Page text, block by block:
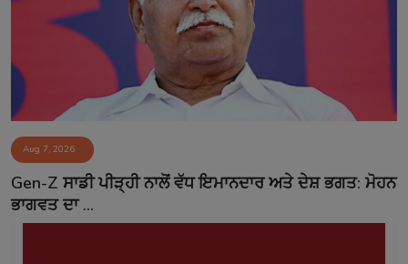
Aug 7, 2026
Gen-Z ਸਾਡੀ ਪੀੜ੍ਹੀ ਨਾਲੋਂ ਵੱਧ ਇਮਾਨਦਾਰ ਅਤੇ ਦੇਸ਼ ਭਗਤ: ਮੋਹਨ
ਭਾਗਵਤ ਦਾ ...